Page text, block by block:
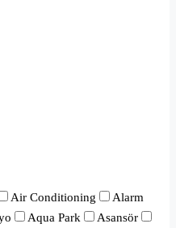
Air Conditioning
Alarm
Aqua Park
Asansör